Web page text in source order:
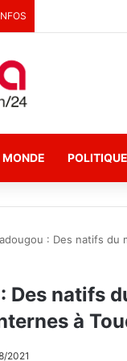
MONDE POLITIQUE
: Des natifs du
Des natifs
à
2021